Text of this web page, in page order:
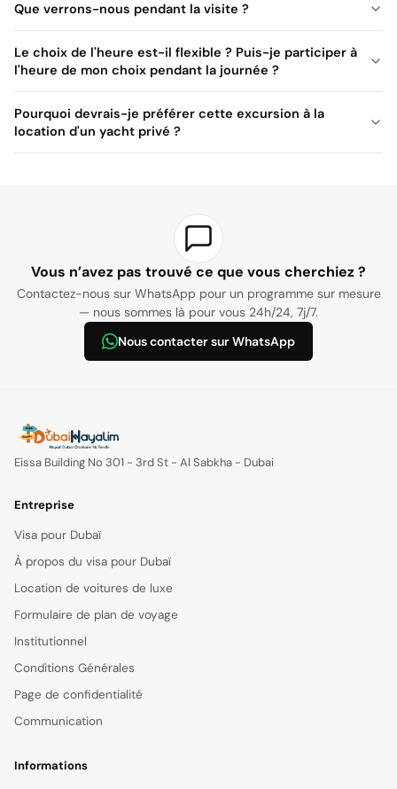
Que verrons-nous pendant la visite ?
Le choix de l'heure est-il flexible ? Puis-je participer à
l'heure de mon choix pendant la journée ?
Pourquoi devrais-je préférer cette excursion à la
location d'un yacht privé ?
Vous n’avez pas trouvé ce que vous cherchiez ?
Contactez-nous sur WhatsApp pour un programme sur mesure
— nous sommes là pour vous 24h/24, 7j/7.
Nous contacter sur WhatsApp
Eissa Building No 301 - 3rd St - Al Sabkha - Dubai
Entreprise
Visa pour Dubaï
À propos du visa pour Dubaï
Location de voitures de luxe
Formulaire de plan de voyage
Institutionnel
Conditions Générales
Page de confidentialité
Communication
Informations